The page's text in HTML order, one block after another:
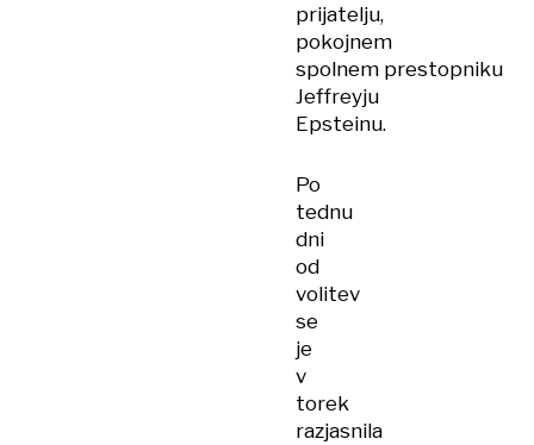
prijatelju,
pokojnem
spolnem prestopniku
Jeffreyju
Epsteinu.
Po
tednu
dni
od
volitev
se
je
v
torek
razjasnila